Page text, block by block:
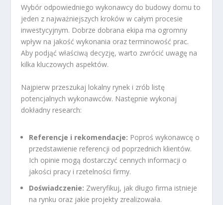
Wybór odpowiedniego wykonawcy do budowy domu to
jeden z najważniejszych kroków w całym procesie
inwestycyjnym. Dobrze dobrana ekipa ma ogromny
wpływ na jakość wykonania oraz terminowość prac.
Aby podjąć właściwą decyzję, warto zwrócić uwagę na
kilka kluczowych aspektów.
Najpierw przeszukaj lokalny rynek i zrób listę
potencjalnych wykonawców. Następnie wykonaj
dokładny research:
Referencje i rekomendacje: Poproś wykonawcę o
przedstawienie referencji od poprzednich klientów.
Ich opinie mogą dostarczyć cennych informacji o
jakości pracy i rzetelności firmy.
Doświadczenie: Zweryfikuj, jak długo firma istnieje
na rynku oraz jakie projekty zrealizowała.